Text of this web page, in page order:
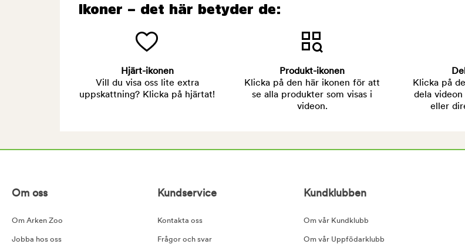
Ikoner – det här betyder de:
Hjärt-ikonen
Vill du visa oss lite extra
uppskattning? Klicka på hjärtat!
Produkt-ikonen
Klicka på den här ikonen för att
se alla produkter som visas i
videon.
Klicka på
dela
eller
Om oss
Om Arken Zoo
Jobba hos oss
Kundservice
Kontakta oss
Frågor och svar
Kundklubben
Om vår Kundklubb
Om vår Uppfödarklubb